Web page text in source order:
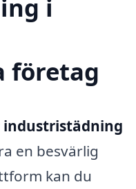
i
företag
industristädning
en besvärlig
kan du